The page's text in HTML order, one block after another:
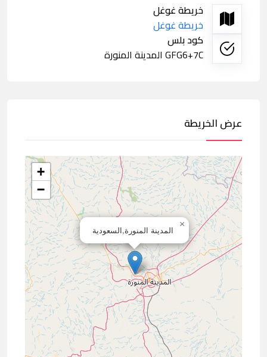
خريطة غوغل
خريطة غوغل
كود بلس
GFG6+7C المدينة المنورة
عرض الخريطة
المدينة المنورة,السعودية
×
+
−